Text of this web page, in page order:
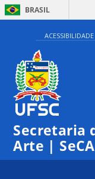
BRASIL
ACESSIBILIDADE
Secretaria
Arte |